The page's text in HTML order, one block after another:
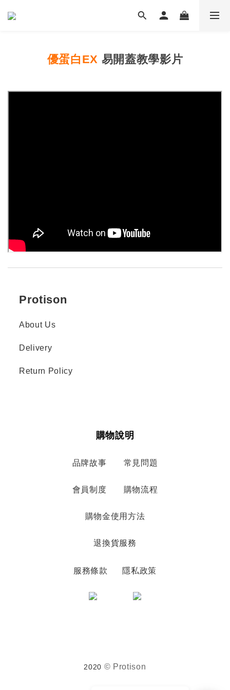
優蛋白EX 易開蓋教學影片
Protison
About Us
Delivery
Return Policy
購物說明
品牌故事 常見問題
會員制度 購物流程
購物金使用方法
退換貨服務
服務條款 隱私政策
2020 © Protison